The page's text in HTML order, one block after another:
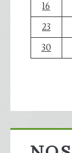
16
23
30